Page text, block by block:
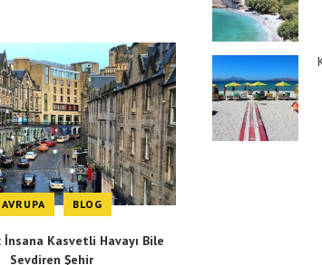
AVRUPA BLOG
İnsana Kasvetli Havayı Bile
Sevdiren Şehir